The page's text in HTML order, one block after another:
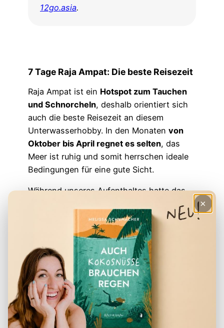
12go.asia.
7 Tage Raja Ampat: Die beste Reisezeit
Raja Ampat ist ein Hotspot zum Tauchen
und Schnorcheln, deshalb orientiert sich
auch die beste Reisezeit an diesem
Unterwasserhobby. In den Monaten von
Oktober bis April regnet es selten, das
Meer ist ruhig und somit herrschen ideale
Bedingungen für eine gute Sicht.
Während unseres Aufenthaltes hatte das
und war beim Tauchen am Riff
glasklar. Lediglichstärkere Strömungen
wirbeln in bestimmten Zonen kleinste
Partikel vom Meeresboden und den
Korallenriffen auf.
Lesetipp:
SIM-Karte Indonesien:
×